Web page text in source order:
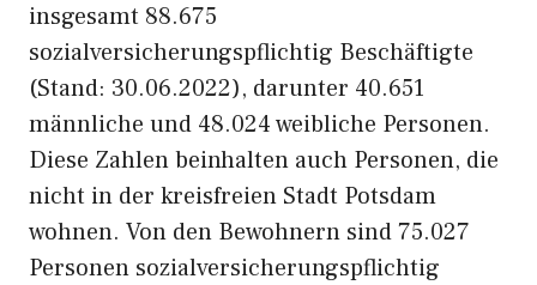
insgesamt 88.675
sozialversicherungspflichtig Beschäftigte
(Stand: 30.06.2022), darunter 40.651
männliche und 48.024 weibliche Personen.
Diese Zahlen beinhalten auch Personen, die
nicht in der kreisfreien Stadt Potsdam
wohnen. Von den Bewohnern sind 75.027
Personen sozialversicherungspflichtig